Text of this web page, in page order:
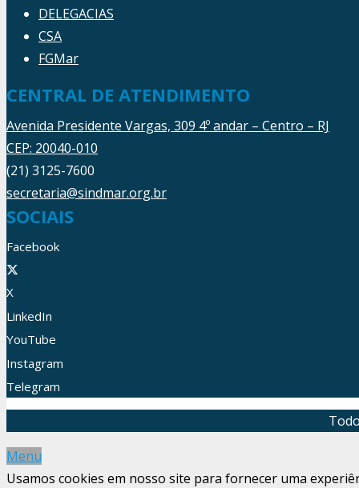
DELEGACIAS
CSA
FGMar
CENTRAL DE ATENDIMENTO
Avenida Presidente Vargas, 309 4º andar – Centro – RJ
CEP: 20040-010
(21) 3125-7600
secretaria@sindmar.org.br
SOCIAIS
Facebook
X
LinkedIn
YouTube
Instagram
Telegram
Menu
Usamos cookies em nosso site para fornecer uma